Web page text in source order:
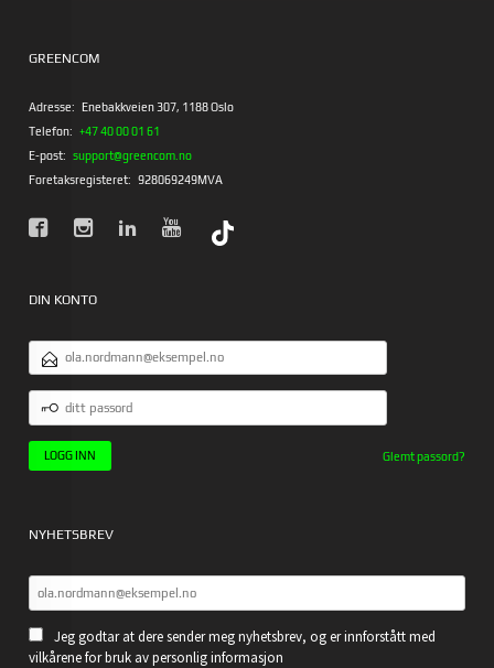
GREENCOM
Adresse:
Enebakkveien 307, 1188 Oslo
Telefon: +47 40 00 01 61
E-post: support@greencom.no
Foretaksregisteret: 928069249MVA
DIN KONTO
E-
POSTADRESSE
PASSORD
Glemt passord?
NYHETSBREV
Jeg godtar at dere sender meg nyhetsbrev, og er innforstått med
vilkårene for bruk av personlig informasjon